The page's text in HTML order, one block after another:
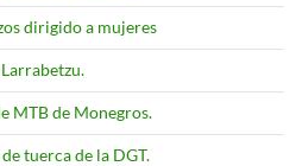
dirigido a mujeres
MTB de Monegros.
tuerca de la DGT.